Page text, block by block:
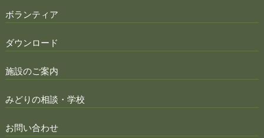
ボランティア
ダウンロード
施設のご案内
みどりの相談・学校
お問い合わせ